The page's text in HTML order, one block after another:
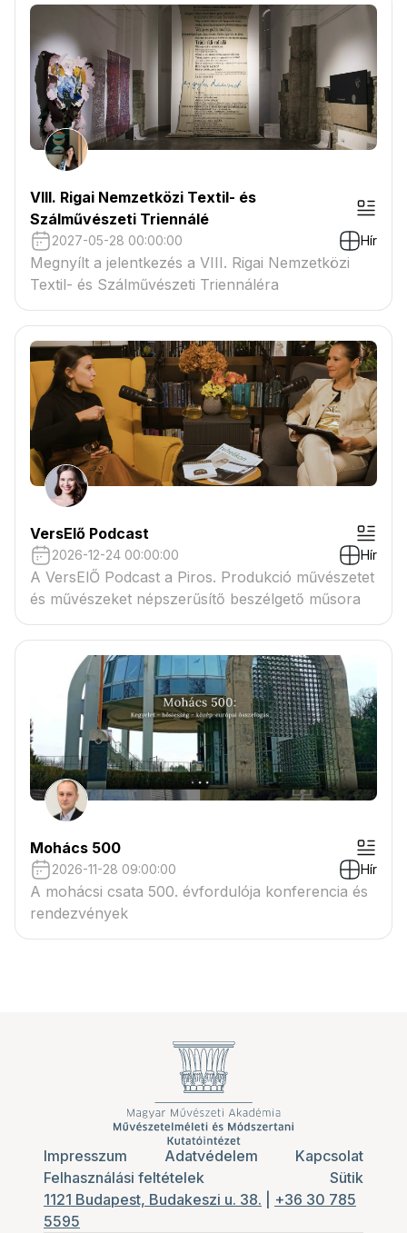
VIII. Rigai Nemzetközi Textil- és
Szálművészeti Triennálé
2027-05-28 00:00:00 Hír
Megnyílt a jelentkezés a VIII. Rigai Nemzetközi
Textil- és Szálművészeti Triennáléra
VersElő Podcast
2026-12-24 00:00:00 Hír
A VersElŐ Podcast a Piros. Produkció művészetet
és művészeket népszerűsítő beszélgető műsora
Mohács 500
2026-11-28 09:00:00 Hír
A mohácsi csata 500. évfordulója konferencia és
rendezvények
Impresszum Adatvédelem
Kapcsolat
Felhasználási feltételek
Sütik
1121 Budapest, Budakeszi u. 38.
+36 30 785
5595